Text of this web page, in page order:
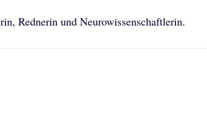
Rednerin und Neurowissenschaftlerin.